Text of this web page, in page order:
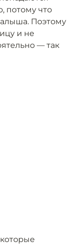
потому что
Поэтому
и не
— так